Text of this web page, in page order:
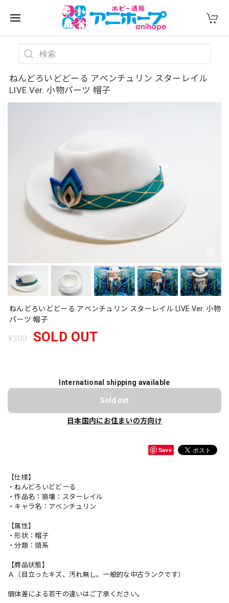
ねんどろいどどーる アベンチュリン スターレイル
LIVE Ver. 小物パーツ 帽子
ねんどろいどどーる アベンチュリン スターレイル LIVE Ver. 小物
パーツ 帽子
¥300 SOLD OUT
International shipping available
Sold out
日本国内にお住まいの方向け
Save
【仕様】
・ねんどろいどどーる
・作品名：崩壊：スターレイル
・キャラ名：アベンチュリン
【属性】
・形状：帽子
・分類：頭系
【商品状態】
Ａ（目立ったキズ、汚れ無し。一般的な中古ランクです）
個体差による若干の違いはご了承ください。